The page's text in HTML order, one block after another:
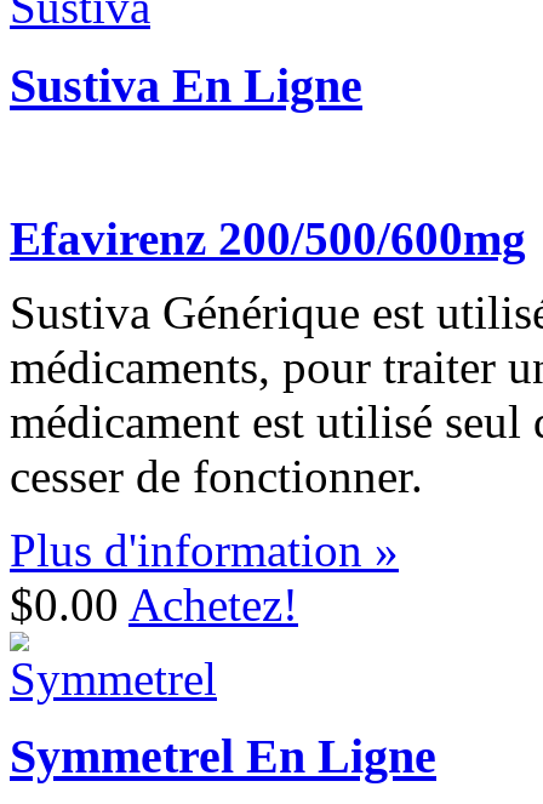
Sustiva En Ligne
Efavirenz 200/500/600mg
Sustiva Générique est
médicaments, pour traiter
médicament est utilisé
cesser de fonctionner.
Plus d'information »
$0.00 Achetez!
Symmetrel En Ligne